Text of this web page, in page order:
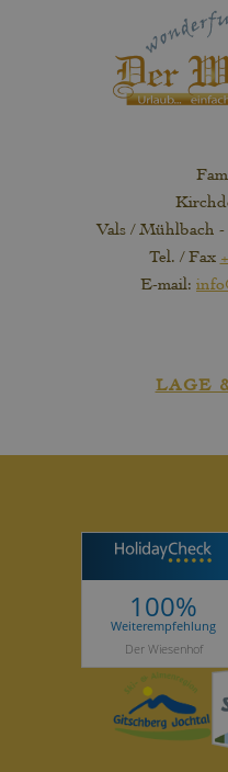
Vals / Mühlbach
Tel. / Fax
E-mail:
LAGE
100%
Weiterempfehlung
Der Wiesenhof